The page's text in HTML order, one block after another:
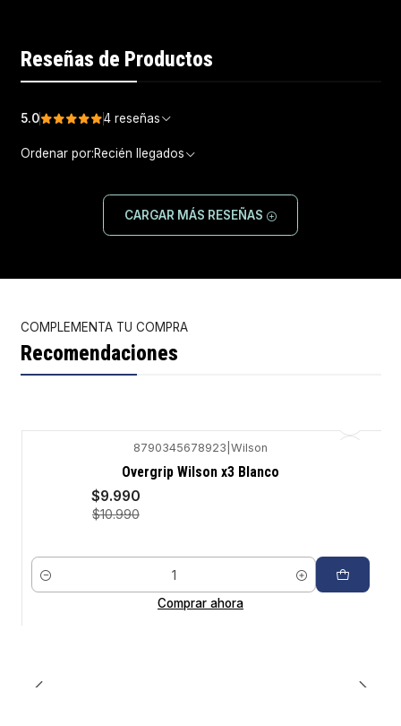
Reseñas de Productos
5.0 4 reseñas
Ordenar por:Recién llegados
CARGAR MÁS RESEÑAS
COMPLEMENTA TU COMPRA
Recomendaciones
8790345678923 Wilson
Overgrip Wilson x3 Blanco
$9.990
$10.990
Cantidad
Comprar ahora